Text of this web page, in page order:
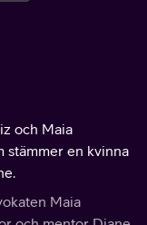
och Maia
stämmer en kvinna
Maia